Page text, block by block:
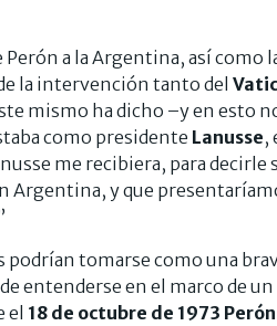
Perón a la Argentina, así
la intervención tanto del
mismo ha dicho –y en esto
como presidente Lanusse,
me recibiera, para
Argentina, y que
podrían tomarse como una
entenderse en el marco de
el 18 de octubre de 1973 Perón